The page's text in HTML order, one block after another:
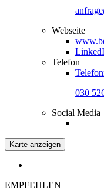
Webseite
Telefon
030
Social Media
Karte anzeigen
EMPFEHLEN